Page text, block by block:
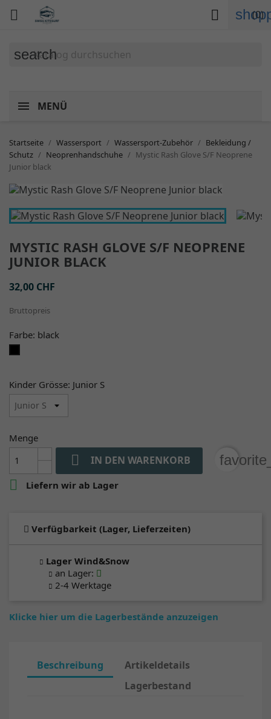
 (0)

search
MENÜ
Startseite Wassersport Wassersport-Zubehör
Bekleidung /
Schutz
Neoprenhandschuhe
Mystic Rash Glove S/F Neoprene
Junior black
MYSTIC RASH GLOVE S/F NEOPRENE
JUNIOR BLACK
32,00 CHF
Bruttopreis
Farbe: black
Kinder Grösse: Junior S
Menge
 IN DEN WARENKORB

Liefern wir ab Lager
Verfügbarkeit (Lager, Lieferzeiten)
Lager Wind&Snow
an Lager:
2-4 Werktage
Klicke hier um die Lagerbestände anzuzeigen
Beschreibung
Artikeldetails
Lagerbestand